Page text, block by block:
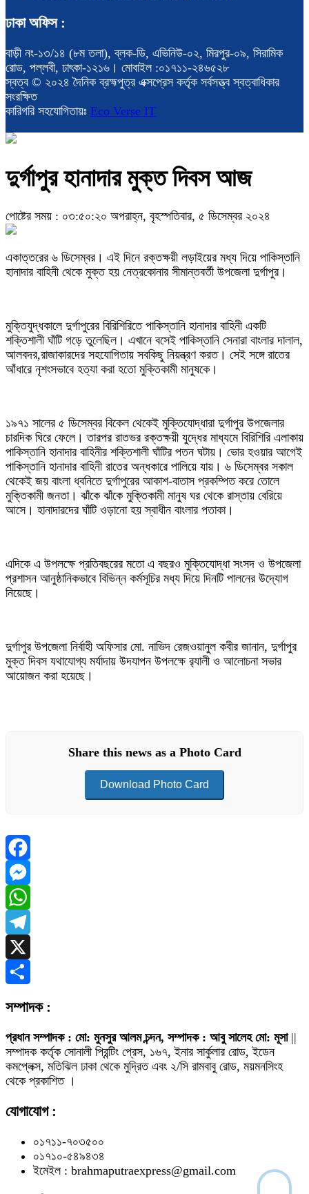
ঢাকা অফিস :
বাড়ী নং-১৩/১৪ (৮ম তলা), ব্লক-ডি, এভিনিউ-০২, মিরপুর-০৯, সিরামিক
রোড, পল্লবী, ঢাৎকা-১২১৬। মোবাইল :০১৭১১-২৪৬৫২৮
স্বত্ব © ২০২৪ দৈনিক ব্রহ্মপুত্র এক্সপ্রেস কর্তৃক সর্বসত্ত্ব স্বত্বাধিকার
সংরক্ষিত
কারিগরি সহযোগিতায়ঃ Eco Verse IT
দুর্গাপুর হানাদার মুক্ত দিবস আজ
পোষ্টের সময় : ০৩:৫০:২০ অপরাহ্ন, বৃহস্পতিবার, ৫ ডিসেম্বর ২০২৪
একাত্তরের ৬ ডিসেম্বর। এই দিনে রক্তক্ষয়ী লড়াইয়ের মধ্য দিয়ে পাকিস্তানি
হানাদার বাহিনী থেকে মুক্ত হয় নেত্রকোনার সীমান্তবর্তী উপজেলা দুর্গাপুর।
মুক্তিযুদ্ধকালে দুর্গাপুরের বিরিশিরিতে পাকিস্তানি হানাদার বাহিনী একটি
শক্তিশালী ঘাঁটি গড়ে তুলেছিল। এখানে বসেই পাকিস্তানি সেনারা বাংলার দালাল,
আলবদর,রাজাকারদের সহযোগিতায় সবকিছু নিয়ন্ত্রণ করত। সেই সঙ্গে রাতের
আঁধারে নৃশংসভাবে হত্যা করা হতো মুক্তিকামী মানুষকে।
১৯৭১ সালের ৫ ডিসেম্বর বিকেল থেকেই মুক্তিযোদ্ধারা দুর্গাপুর উপজেলার
চারদিক ঘিরে ফেলে। তারপর রাতভর রক্তক্ষয়ী যুদ্ধের মাধ্যমে বিরিশিরি এলাকায়
পাকিস্তানি হানাদার বাহিনীর শক্তিশালী ঘাঁটির পতন ঘটায়। ভোর হওয়ার আগেই
পাকিস্তানি হানাদার বাহিনী রাতের অন্ধকারে পালিয়ে যায়। ৬ ডিসেম্বর সকাল
থেকেই জয় বাংলা ধ্বনিতে দুর্গাপুরের আকাশ-বাতাস প্রকম্পিত করে তোলে
মুক্তিকামী জনতা। ঝাঁকে ঝাঁকে মুক্তিকামী মানুষ ঘর থেকে রাস্তায় বেরিয়ে
আসে। হানাদারদের ঘাঁটি ওড়ানো হয় স্বাধীন বাংলার পতাকা।
এদিকে এ উপলক্ষে প্রতিবছরের মতো এ বছরও মুক্তিযোদ্ধা সংসদ ও উপজেলা
প্রশাসন আনুষ্ঠানিকভাবে বিভিন্ন কর্মসূচির মধ্য দিয়ে দিনটি পালনের উদ্যোগ
নিয়েছে।
দুর্গাপুর উপজেলা নির্বাহী অফিসার মো. নাভিদ রেজওয়ানুল কবীর জানান, দুর্গাপুর
মুক্ত দিবস যথাযোগ্য মর্যাদায় উদযাপন উপলক্ষে র‌্যালী ও আলোচনা সভার
আয়োজন করা হয়েছে।
Share this news as a Photo Card
Download Photo Card
Facebook
Messenger
WhatsApp
Telegram
X
সম্পাদক :
প্রধান সম্পাদক : মো: মুনসুর আলম চন্দন, সম্পাদক : আবু সালেহ মো: মূসা||
সম্পাদক কর্তৃক সোনালী প্রিন্টিং প্রেস, ১৬৭, ইনার সার্কুলার রোড, ইডেন
কমপ্লেক্স, মতিঝিল ঢাকা থেকে মুদ্রিত এবং ২/সি রামবাবু রোড, ময়মনসিংহ
থেকে প্রকাশিত ।
যোগাযোগ :
০১৭১১-৭০৩৫০০
০১৭১০-৫৪৯৪৩৪
ইমেইল : brahmaputraexpress@gmail.com